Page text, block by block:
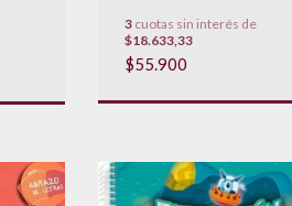
3 cuotas sin interés de
$18.633,33
$55.900